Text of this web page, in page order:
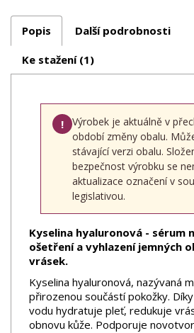
Popis Další podrobnosti
Ke stažení (1)
!
Výrobek je aktuálně v
období změny obalu.
stávající verzi obalu.
bezpečnost výrobku se
aktualizace označení v
legislativou.
Kyselina hyaluronová - sérum
ošetření a vyhlazení jemných
vrásek.
Kyselina hyaluronová, nazývaná
přirozenou součástí pokožky.
vodu hydratuje pleť, redukuje
obnovu kůže. Podporuje